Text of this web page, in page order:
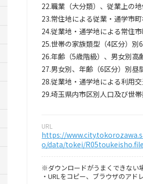
22.職業（大分類）、従業上の
23.常住地による従業・通学市
24.従業地・通学地による常住
25.世帯の家族類型（4区分）
26.年齢（5歳階級）、男女別高
27.男女別、年齢（6区分）別昼
28.従業地・通学地による利用
29.埼玉県内市区別人口及び世
URL
https://
o/data/tokei/
※ダウンロードがうまくできない
・URLをコピー、ブラウザのア